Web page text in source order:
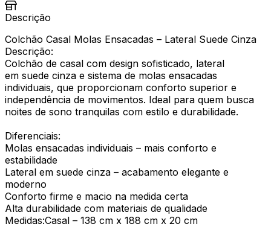
Descrição
Colchão Casal Molas Ensacadas – Lateral Suede Cinza
Descrição:
Colchão de casal com design sofisticado, lateral
em suede cinza e sistema de molas ensacadas
individuais, que proporcionam conforto superior e
independência de movimentos. Ideal para quem busca
noites de sono tranquilas com estilo e durabilidade.
Diferenciais:
Molas ensacadas individuais – mais conforto e
estabilidade
Lateral em suede cinza – acabamento elegante e
moderno
Conforto firme e macio na medida certa
Alta durabilidade com materiais de qualidade
Medidas:Casal – 138 cm x 188 cm x 20 cm